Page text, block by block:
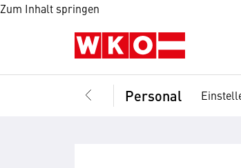
Zum Inhalt springen
Personal